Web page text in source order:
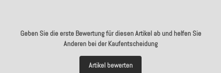
Geben Sie die erste Bewertung für diesen Artikel ab und helfen Sie
Anderen bei der Kaufentscheidung
Artikel bewerten